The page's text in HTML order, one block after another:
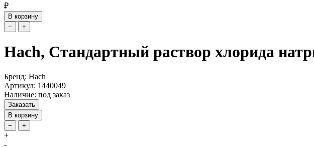
₽
В корзину
−
+
Hach, Стандартный раствор хлорида
Бренд: Hach
Артикул: 1440049
Наличие: под заказ
Заказать
В корзину
−
+
+
-